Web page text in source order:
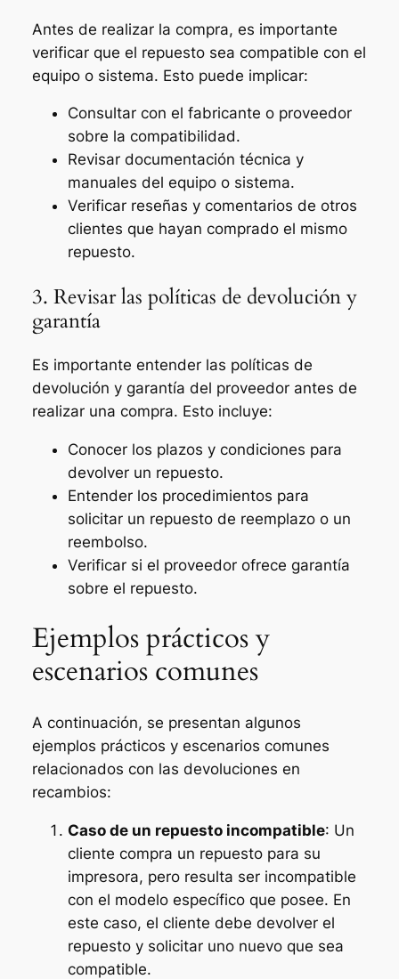
Antes de realizar la compra, es importante
verificar que el repuesto sea compatible con el
equipo o sistema. Esto puede implicar:
Consultar con el fabricante o proveedor
sobre la compatibilidad.
Revisar documentación técnica y
manuales del equipo o sistema.
Verificar reseñas y comentarios de otros
clientes que hayan comprado el mismo
repuesto.
3. Revisar las políticas de devolución y
garantía
Es importante entender las políticas de
devolución y garantía del proveedor antes de
realizar una compra. Esto incluye:
Conocer los plazos y condiciones para
devolver un repuesto.
Entender los procedimientos para
solicitar un repuesto de reemplazo o un
reembolso.
Verificar si el proveedor ofrece garantía
sobre el repuesto.
Ejemplos prácticos y
escenarios comunes
A continuación, se presentan algunos
ejemplos prácticos y escenarios comunes
relacionados con las devoluciones en
recambios:
Caso de un repuesto incompatible: Un
cliente compra un repuesto para su
impresora, pero resulta ser incompatible
con el modelo específico que posee. En
este caso, el cliente debe devolver el
repuesto y solicitar uno nuevo que sea
compatible.